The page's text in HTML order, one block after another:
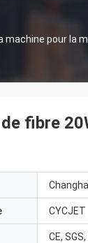
machine pour la
fibre
CYCJET
CE, SGS,